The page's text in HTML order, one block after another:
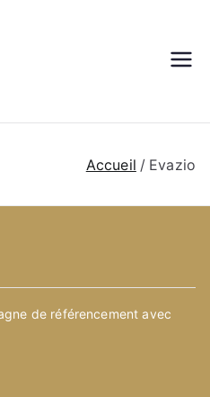
Accueil Evazio
de référencement avec